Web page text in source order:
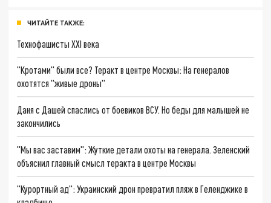
ЧИТАЙТЕ ТАКЖЕ:
Технофашисты XXI века
"Кротами" были все? Теракт в центре Москвы: На генералов
охотятся "живые дроны"
Даня с Дашей спаслись от боевиков ВСУ. Но беды для малышей не
закончились
"Мы вас заставим": Жуткие детали охоты на генерала. Зеленский
объяснил главный смысл теракта в центре Москвы
"Курортный ад": Украинский дрон превратил пляж в Геленджике в